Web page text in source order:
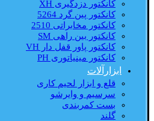
کانکتور دزدگیری XH
کانکتور پین گرد 5264
کانکتور مخابراتی 2510
کانکتور بین راهی SM
کانکتور پاور قفل دار VH
کانکتور مینیاتوری PH
ابزارآلات
قلع و ابزار لحیم کاری
سرسیم و وایرشو
بست کمربندی
گلند